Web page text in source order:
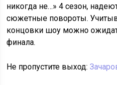
никогда не…» 4 сезон,
сюжетные повороты.
концовки шоу можно
финала.
Не пропустите выход: